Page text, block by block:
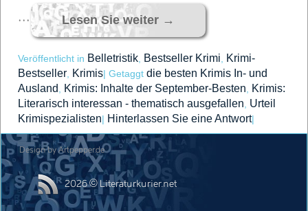
…
Lesen Sie weiter →
Veröffentlicht in Belletristik Bestseller Krimi
Krimi-
Bestseller Krimis| Getaggt die besten Krimis In- und
Ausland
Krimis: Inhalte der September-Besten
Krimis:
Literarisch interessan - thematisch ausgefallen Urteil
Krimispezialisten| Hinterlassen Sie eine Antwort|
2026 © Literaturkurier.net
Design by Artpepper.de